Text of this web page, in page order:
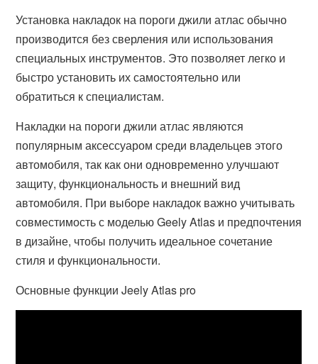
Установка накладок на пороги джили атлас обычно
производится без сверления или использования
специальных инструментов. Это позволяет легко и
быстро установить их самостоятельно или
обратиться к специалистам.
Накладки на пороги джили атлас являются
популярным аксессуаром среди владельцев этого
автомобиля, так как они одновременно улучшают
защиту, функциональность и внешний вид
автомобиля. При выборе накладок важно учитывать
совместимость с моделью Geely Atlas и предпочтения
в дизайне, чтобы получить идеальное сочетание
стиля и функциональности.
Основные функции Jeely Atlas pro